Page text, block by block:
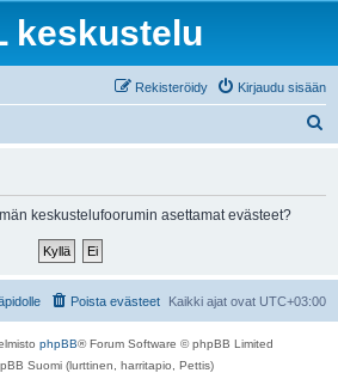
keskustelu
Kirjaudu sisään
Rekisteröidy
keskustelufoorumin asettamat evästeet?
Kaikki ajat ovat UTC+03:00
Poista evästeet
phpBB® Forum Software © phpBB Limited
Suomi (lurttinen, harritapio, Pettis)